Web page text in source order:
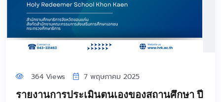
364 Views 7 พฤษภาคม 2025
รายงานการประเมินตนเองของสถานศึกษา ปี